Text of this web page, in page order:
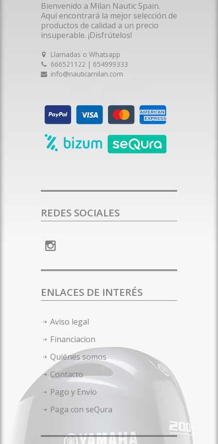
Bienvenido a Milan Nautic Spain.
Aquí encontrará la mejor selección de
productos de calidad a un precio
insuperable. ¡Disfrútelos!
Llamadas o Whatsapp
666521122 | 654999333
info@nauticamilan.com
REDES SOCIALES
ENLACES DE INTERÉS
Aviso legal
Financiacion
Quiénes somos
Contacto
Pago y Envío
Paga con seQura